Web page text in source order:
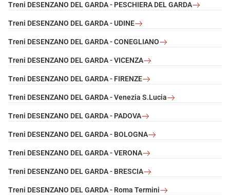
Treni DESENZANO DEL GARDA - PESCHIERA DEL GARDA
Treni DESENZANO DEL GARDA - UDINE
Treni DESENZANO DEL GARDA - CONEGLIANO
Treni DESENZANO DEL GARDA - VICENZA
Treni DESENZANO DEL GARDA - FIRENZE
Treni DESENZANO DEL GARDA - Venezia S.Lucia
Treni DESENZANO DEL GARDA - PADOVA
Treni DESENZANO DEL GARDA - BOLOGNA
Treni DESENZANO DEL GARDA - VERONA
Treni DESENZANO DEL GARDA - BRESCIA
Treni DESENZANO DEL GARDA - Roma Termini